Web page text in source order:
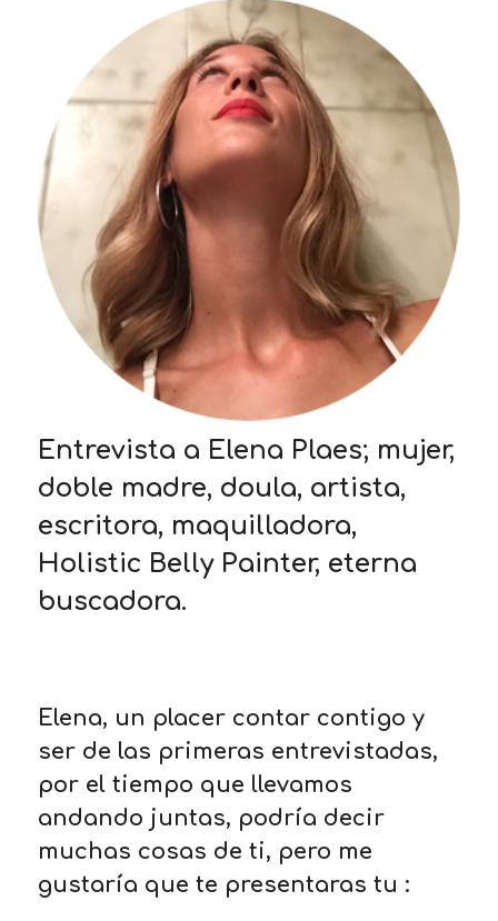
Entrevista a Elena Plaes; mujer,
doble madre, doula, artista,
escritora, maquilladora,
Holistic Belly Painter, eterna
buscadora.
Elena, un placer contar contigo y
ser de las primeras entrevistadas,
por el tiempo que llevamos
andando juntas, podría decir
muchas cosas de ti, pero me
gustaría que te presentaras tu :